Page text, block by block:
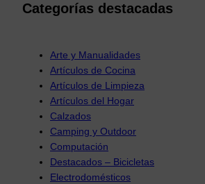
Categorías destacadas
Arte y Manualidades
Artículos de Cocina
Artículos de Limpieza
Artículos del Hogar
Calzados
Camping y Outdoor
Computación
Destacados – Bicicletas
Electrodomésticos